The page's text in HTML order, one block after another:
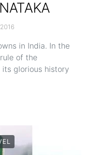
in India. In the
of the
glorious history